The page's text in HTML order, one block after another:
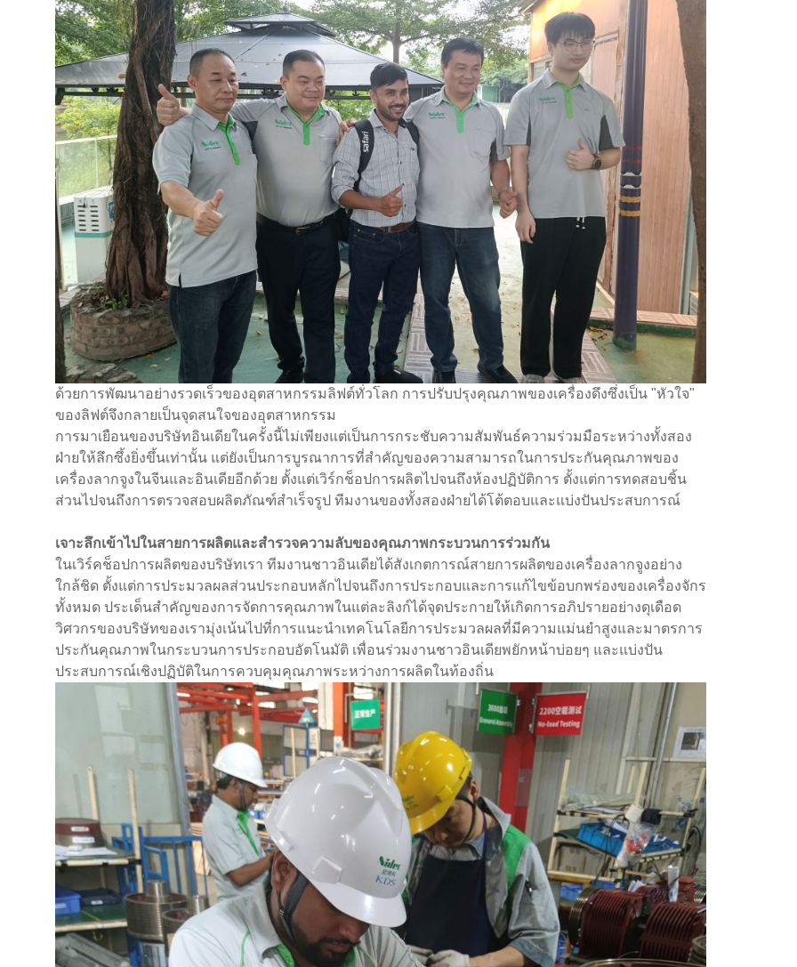
ด้วยการพัฒนาอย่างรวดเร็วของอุตสาหกรรมลิฟต์ทั่วโลก การปรับปรุงคุณภาพของเครื่องดึงซึ่งเป็น "หัวใจ"
ของลิฟต์จึงกลายเป็นจุดสนใจของอุตสาหกรรม
การมาเยือนของบริษัทอินเดียในครั้งนี้ไม่เพียงแต่เป็นการกระชับความสัมพันธ์ความร่วมมือระหว่างทั้งสอง
ฝ่ายให้ลึกซึ้งยิ่งขึ้นเท่านั้น แต่ยังเป็นการบูรณาการที่สำคัญของความสามารถในการประกันคุณภาพของ
เครื่องลากจูงในจีนและอินเดียอีกด้วย ตั้งแต่เวิร์กช็อปการผลิตไปจนถึงห้องปฏิบัติการ ตั้งแต่การทดสอบชิ้น
ส่วนไปจนถึงการตรวจสอบผลิตภัณฑ์สำเร็จรูป ทีมงานของทั้งสองฝ่ายได้โต้ตอบและแบ่งปันประสบการณ์
เจาะลึกเข้าไปในสายการผลิตและสำรวจความลับของคุณภาพกระบวนการร่วมกัน
ในเวิร์คช็อปการผลิตของบริษัทเรา ทีมงานชาวอินเดียได้สังเกตการณ์สายการผลิตของเครื่องลากจูงอย่าง
ใกล้ชิด ตั้งแต่การประมวลผลส่วนประกอบหลักไปจนถึงการประกอบและการแก้ไขข้อบกพร่องของเครื่องจักร
ทั้งหมด ประเด็นสำคัญของการจัดการคุณภาพในแต่ละลิงก์ได้จุดประกายให้เกิดการอภิปรายอย่างดุเดือด
วิศวกรของบริษัทของเรามุ่งเน้นไปที่การแนะนำเทคโนโลยีการประมวลผลที่มีความแม่นยำสูงและมาตรการ
ประกันคุณภาพในกระบวนการประกอบอัตโนมัติ เพื่อนร่วมงานชาวอินเดียพยักหน้าบ่อยๆ และแบ่งปัน
ประสบการณ์เชิงปฏิบัติในการควบคุมคุณภาพระหว่างการผลิตในท้องถิ่น